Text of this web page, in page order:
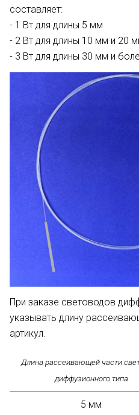
составляет:
- 1 Вт для длины 5 мм
- 2 Вт для длины 10 мм и 20
- 3 Вт для длины 30 мм и
При заказе световодов
указывать длину
артикул.
Длина рассеивающей части
диффузионного типа
5 мм